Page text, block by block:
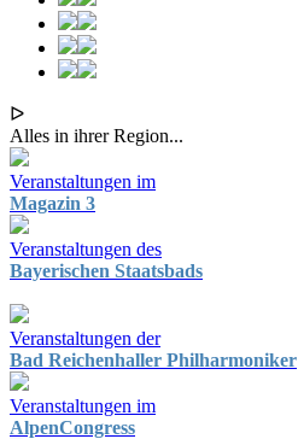
ᐅ
Alles in ihrer Region...
Veranstaltungen im
Magazin 3
Veranstaltungen des
Bayerischen Staatsbads
Veranstaltungen der
Bad Reichenhaller Philharmoniker
Veranstaltungen im
AlpenCongress